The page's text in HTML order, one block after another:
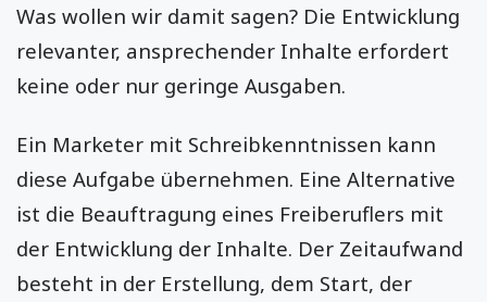
Was wollen wir damit sagen? Die Entwicklung
relevanter, ansprechender Inhalte erfordert
keine oder nur geringe Ausgaben.
Ein Marketer mit Schreibkenntnissen kann
diese Aufgabe übernehmen. Eine Alternative
ist die Beauftragung eines Freiberuflers mit
der Entwicklung der Inhalte. Der Zeitaufwand
besteht in der Erstellung, dem Start, der